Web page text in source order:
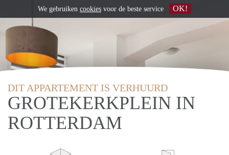
DIT APPARTEMENT IS VERHUURD
GROTEKERKPLEIN IN
ROTTERDAM
We gebruiken cookies voor de beste service OK!